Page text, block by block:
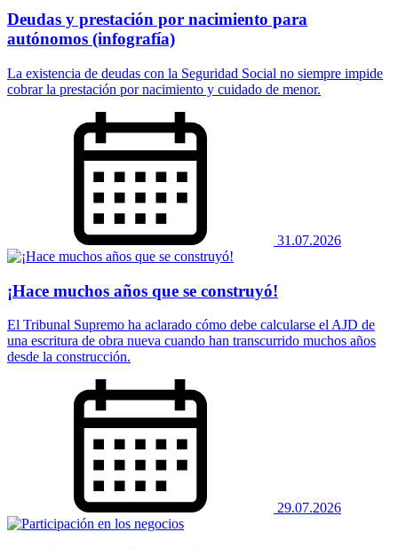
Deudas y prestación por nacimiento para
autónomos (infografía)
La existencia de deudas con la Seguridad Social no siempre impide
cobrar la prestación por nacimiento y cuidado de menor.
31.07.2026
¡Hace muchos años que se construyó!
El Tribunal Supremo ha aclarado cómo debe calcularse el AJD de
una escritura de obra nueva cuando han transcurrido muchos años
desde la construcción.
29.07.2026